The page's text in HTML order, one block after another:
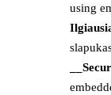
using